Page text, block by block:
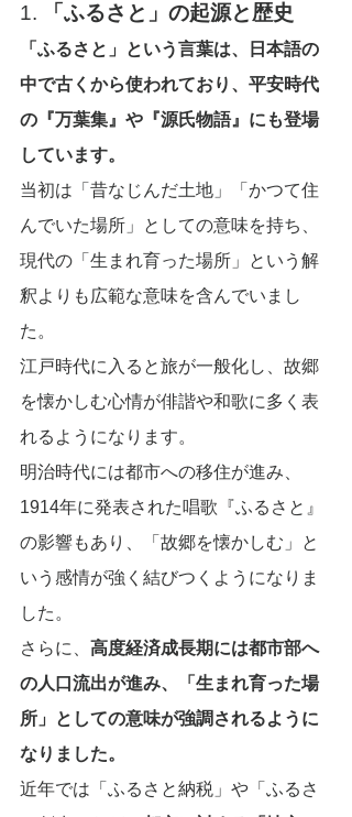
1. 「ふるさと」の起源と歴史
「ふるさと」という言葉は、日本語の
中で古くから使われており、平安時代
の『万葉集』や『源氏物語』にも登場
しています。
当初は「昔なじんだ土地」「かつて住
んでいた場所」としての意味を持ち、
現代の「生まれ育った場所」という解
釈よりも広範な意味を含んでいまし
た。
江戸時代に入ると旅が一般化し、故郷
を懐かしむ心情が俳諧や和歌に多く表
れるようになります。
明治時代には都市への移住が進み、
1914年に発表された唱歌『ふるさと』
の影響もあり、「故郷を懐かしむ」と
いう感情が強く結びつくようになりま
した。
さらに、 高度経済成長期には都市部へ
の人口流出が進み、「生まれ育った場
所」としての意味が強調されるように
なりました。
近年では「ふるさと納税」や「ふるさ